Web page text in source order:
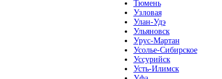
Тюмень
Узловая
Улан-Удэ
Ульяновск
Урус-Мартан
Усолье-Сибирское
Уссурийск
Усть-Илимск